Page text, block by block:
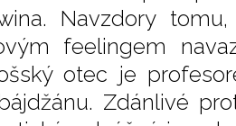
Navzdory
feelingem
otec je
Zdánlivé